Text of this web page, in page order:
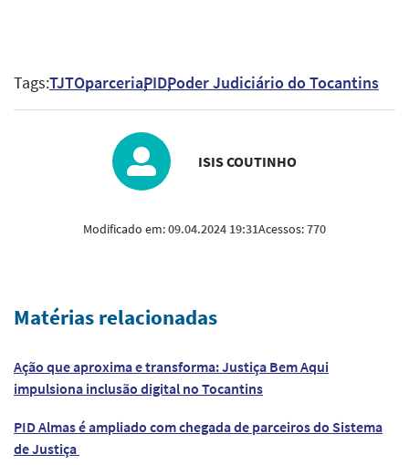
Tags:TJTOparceriaPIDPoder Judiciário do Tocantins
ISIS COUTINHO
Modificado em:09.04.2024 19:31Acessos:770
Matérias relacionadas
Ação que aproxima e transforma: Justiça Bem Aqui
impulsiona inclusão digital no Tocantins
PID Almas é ampliado com chegada de parceiros do Sistema
de Justiça